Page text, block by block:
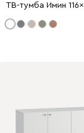
ТВ-тумба Имин